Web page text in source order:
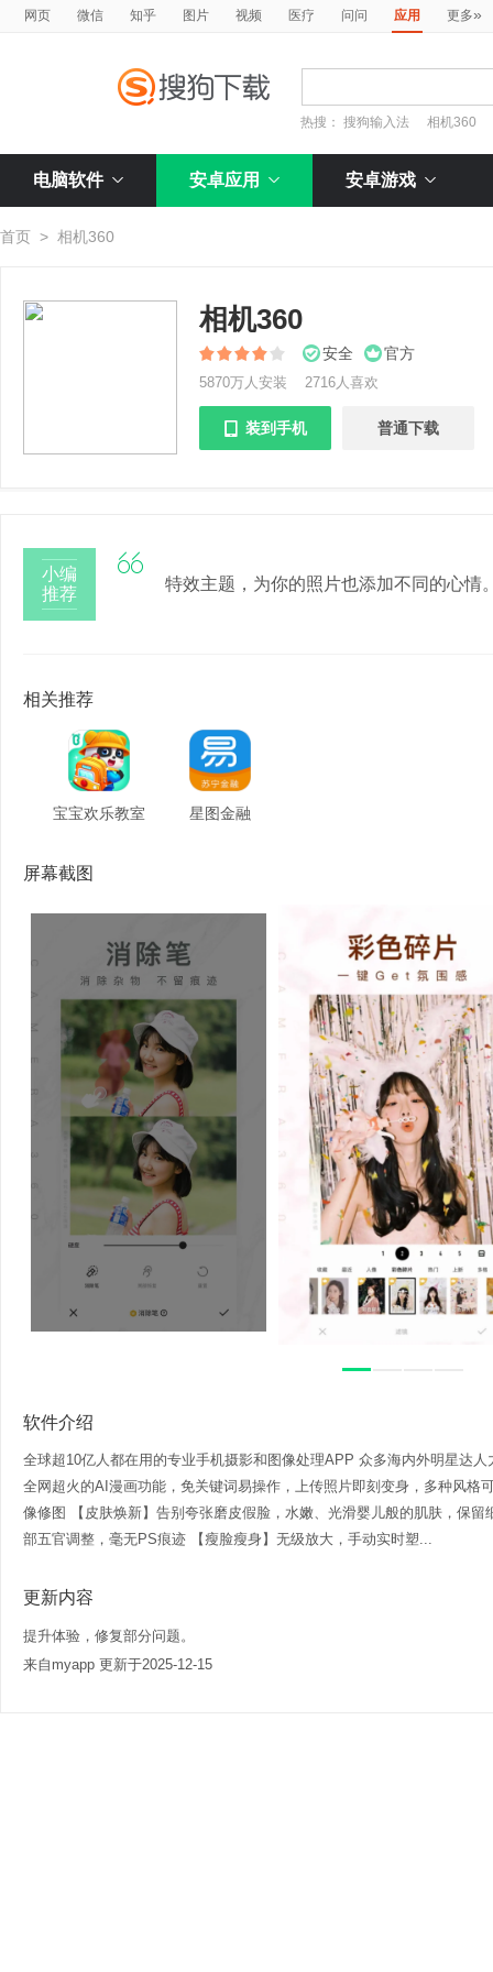
网页 微信 知乎 图片 视频 医疗 问问 应用 更多»
热搜：搜狗输入法 相机360
电脑软件 安卓应用 安卓游戏
首页 > 相机360
相机360
安全 官方
5870万人安装 2716人喜欢
 装到手机 普通下载
小编
推荐

特效主题，为你的照片也添加不同的心情
相关推荐
宝宝欢乐教室 星图金融
屏幕截图
软件介绍
全球超10亿人都在用的专业手机摄影和图像处理APP 众多海内外明星达
全网超火的AI漫画功能，免关键词易操作，上传照片即刻变身，多种风格
像修图 【皮肤焕新】告别夸张磨皮假脸，水嫩、光滑婴儿般的肌肤，保
部五官调整，毫无PS痕迹 【瘦脸瘦身】无级放大，手动实时塑...
更新内容
提升体验，修复部分问题。
来自myapp 更新于2025-12-15